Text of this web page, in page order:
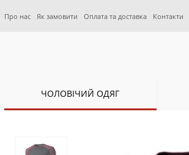
Про нас Як замовити Оплата та доставка Контакти
ЧОЛОВІЧИЙ ОДЯГ